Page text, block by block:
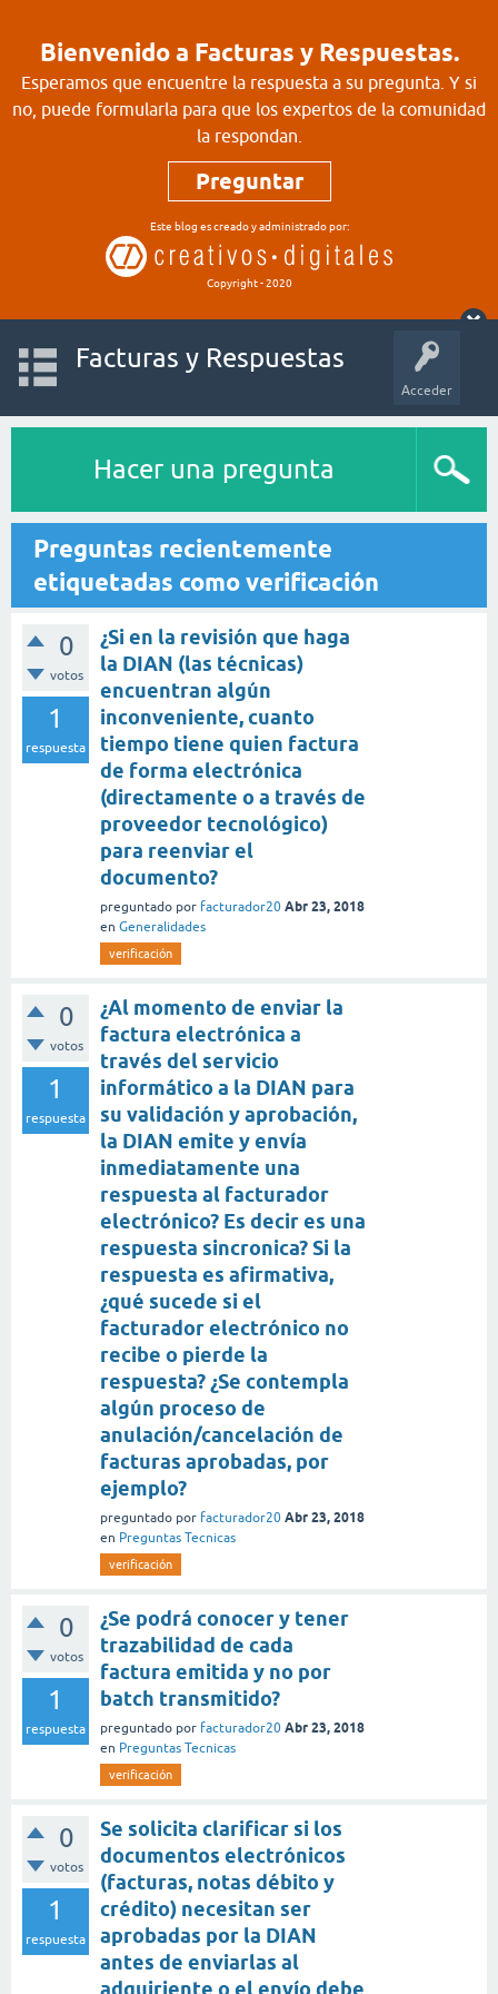
Bienvenido a Facturas y Respuestas.
Esperamos que encuentre la respuesta a su pregunta. Y si
no, puede formularla para que los expertos de la comunidad
la respondan.
Preguntar
Este blog es creado y administrado por:
Copyright - 2020
Acceder
Facturas y Respuestas
Hacer una pregunta
Preguntas recientemente
etiquetadas como verificación
0
votos
1
respuesta
¿Si en la revisión que haga
la DIAN (las técnicas)
encuentran algún
inconveniente, cuanto
tiempo tiene quien factura
de forma electrónica
(directamente o a través de
proveedor tecnológico)
para reenviar el
documento?
preguntado por facturador20 Abr 23, 2018
en Generalidades
verificación
0
votos
1
respuesta
¿Al momento de enviar la
factura electrónica a
través del servicio
informático a la DIAN para
su validación y aprobación,
la DIAN emite y envía
inmediatamente una
respuesta al facturador
electrónico? Es decir es una
respuesta sincronica? Si la
respuesta es afirmativa,
¿qué sucede si el
facturador electrónico no
recibe o pierde la
respuesta? ¿Se contempla
algún proceso de
anulación/cancelación de
facturas aprobadas, por
ejemplo?
preguntado por facturador20 Abr 23, 2018
en Preguntas Tecnicas
verificación
0
votos
1
respuesta
¿Se podrá conocer y tener
trazabilidad de cada
factura emitida y no por
batch transmitido?
preguntado por facturador20 Abr 23, 2018
en Preguntas Tecnicas
verificación
0
votos
1
respuesta
Se solicita clarificar si los
documentos electrónicos
(facturas, notas débito y
crédito) necesitan ser
aprobadas por la DIAN
antes de enviarlas al
adquiriente o el envío debe